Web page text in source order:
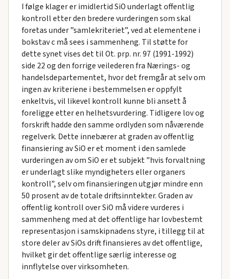
I følge klager er imidlertid SiO underlagt offentlig
kontroll etter den bredere vurderingen som skal
foretas under ”samlekriteriet”, ved at elementene i
bokstav c må sees i sammenheng. Til støtte for
dette synet vises det til Ot. prp. nr. 97 (1991-1992)
side 22 og den forrige veilederen fra Nærings- og
handelsdepartementet, hvor det fremgår at selv om
ingen av kriteriene i bestemmelsen er oppfylt
enkeltvis, vil likevel kontroll kunne bli ansett å
foreligge etter en helhetsvurdering. Tidligere lov og
forskrift hadde den samme ordlyden som nåværende
regelverk. Dette innebærer at graden av offentlig
finansiering av SiO er et moment i den samlede
vurderingen av om SiO er et subjekt ”hvis forvaltning
er underlagt slike myndigheters eller organers
kontroll”, selv om finansieringen utgjør mindre enn
50 prosent av de totale driftsinntekter. Graden av
offentlig kontroll over SiO må videre vurderes i
sammenheng med at det offentlige har lovbestemt
representasjon i samskipnadens styre, i tillegg til at
store deler av SiOs drift finansieres av det offentlige,
hvilket gir det offentlige særlig interesse og
innflytelse over virksomheten.